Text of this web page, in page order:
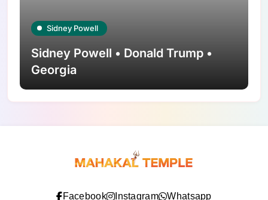
Sidney Powell
Sidney Powell • Donald Trump •
Georgia
Facebook Instagram Whatsapp